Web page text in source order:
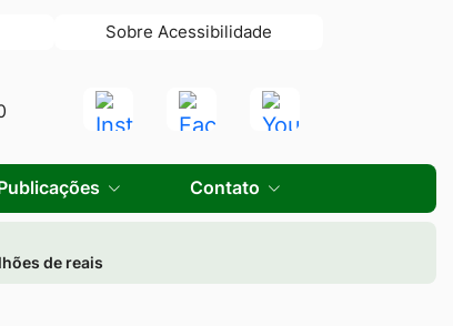
Sobre Acessibilidade
Acessar
a
Rede
Social
Acessar
a
Rede
Social
Acessar
Rede
Social
Contato
de reais